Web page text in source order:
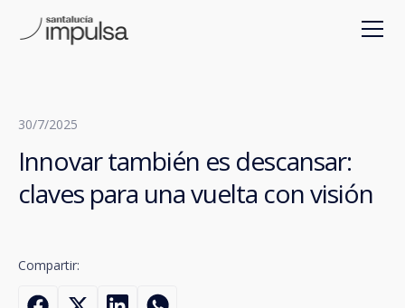
30/7/2025
Innovar también es descansar:
claves para una vuelta con visión
Compartir: